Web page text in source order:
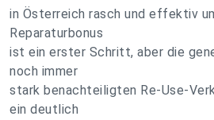
in Österreich rasch und effektiv
Reparaturbonus
ist ein erster Schritt, aber die
noch immer
stark benachteiligten Re-Use-
ein deutlich